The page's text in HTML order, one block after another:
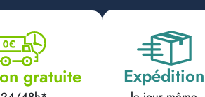
gratuite Expédition